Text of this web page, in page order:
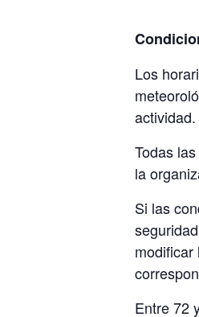
Los
actividad.
Todas
la
Si las
Entre 72